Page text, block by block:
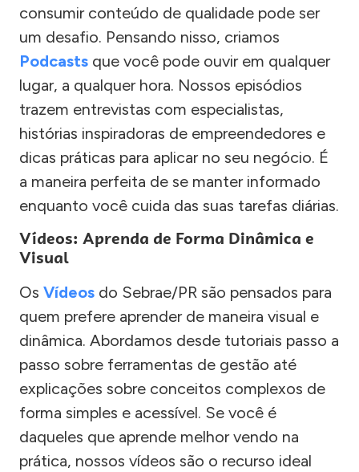
consumir conteúdo de qualidade pode ser
um desafio. Pensando nisso, criamos
Podcasts que você pode ouvir em qualquer
lugar, a qualquer hora. Nossos episódios
trazem entrevistas com especialistas,
histórias inspiradoras de empreendedores e
dicas práticas para aplicar no seu negócio. É
a maneira perfeita de se manter informado
enquanto você cuida das suas tarefas diárias.
Vídeos: Aprenda de Forma Dinâmica e
Visual
Os Vídeos do Sebrae/PR são pensados para
quem prefere aprender de maneira visual e
dinâmica. Abordamos desde tutoriais passo a
passo sobre ferramentas de gestão até
explicações sobre conceitos complexos de
forma simples e acessível. Se você é
daqueles que aprende melhor vendo na
prática, nossos vídeos são o recurso ideal